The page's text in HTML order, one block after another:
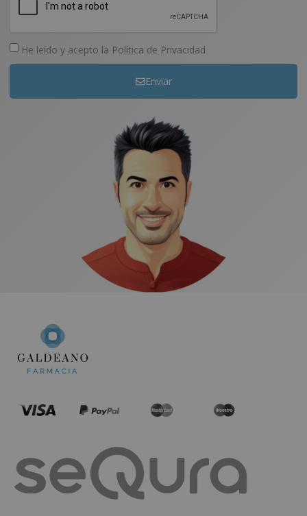
He leído y acepto la Política de Privacidad
Enviar